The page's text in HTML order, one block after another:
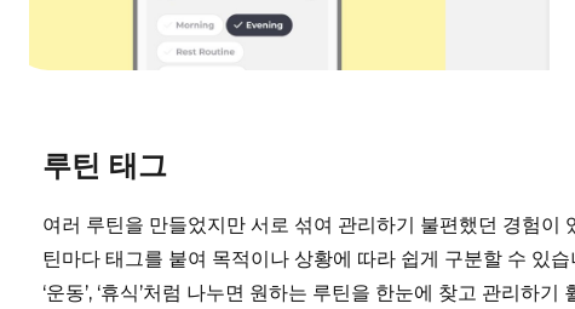
루틴 태그
여러 루틴을 만들었지만 서로 섞여 관리하기 불편했던 경험이
틴마다 태그를 붙여 목적이나 상황에 따라 쉽게 구분할 수 있습
‘운동’, ‘휴식’처럼 나누면 원하는 루틴을 한눈에 찾고 관리하기